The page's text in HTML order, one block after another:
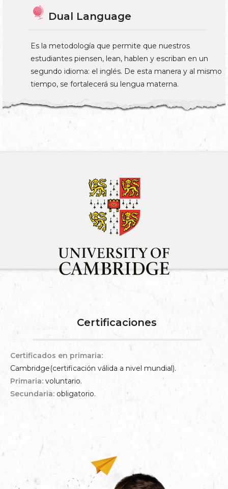
Dual Language
Es la metodología que permite que nuestros
estudiantes piensen, lean, hablen y escriban en un
segundo idioma: el inglés. De esta manera y al mismo
tiempo, se fortalecerá su lengua materna.
Certificaciones
Certificados en primaria:
Cambridge(certificación válida a nivel mundial).
Primaria: voluntario.
Secundaria: obligatorio.